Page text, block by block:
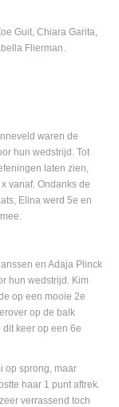
Guit, Chiara Garita,
Flierman.
waren de
hun wedstrijd. Tot
laten zien,
vanaf. Ondanks de
Elina werd 5e en
en Adaja Plinck
hun wedstrijd. Kim
op een mooie 2e
op de balk
keer op een 6e
op sprong, maar
haar 1 punt aftrek.
verrassend toch